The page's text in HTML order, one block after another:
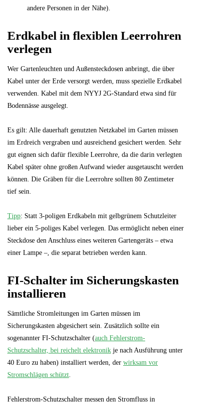
andere Personen in der Nähe).
Erdkabel in flexiblen Leerrohren
verlegen
Wer Gartenleuchten und Außensteckdosen anbringt, die über
Kabel unter der Erde versorgt werden, muss spezielle Erdkabel
verwenden. Kabel mit dem NYYJ 2G-Standard etwa sind für
Bodennässe ausgelegt.
Es gilt: Alle dauerhaft genutzten Netzkabel im Garten müssen
im Erdreich vergraben und ausreichend gesichert werden. Sehr
gut eignen sich dafür flexible Leerrohre, da die darin verlegten
Kabel später ohne großen Aufwand wieder ausgetauscht werden
können. Die Gräben für die Leerrohre sollten 80 Zentimeter
tief sein.
Tipp: Statt 3-poligen Erdkabeln mit gelbgrünem Schutzleiter
lieber ein 5-poliges Kabel verlegen. Das ermöglicht neben einer
Steckdose den Anschluss eines weiteren Gartengeräts – etwa
einer Lampe –, die separat betrieben werden kann.
FI-Schalter im Sicherungskasten
installieren
Sämtliche Stromleitungen im Garten müssen im
Sicherungskasten abgesichert sein. Zusätzlich sollte ein
sogenannter FI-Schutzschalter (auch Fehlerstrom-
Schutzschalter, bei reichelt elektronik je nach Ausführung unter
40 Euro zu haben) installiert werden, der wirksam vor
Stromschlägen schützt
Fehlerstrom-Schutzschalter messen den Stromfluss in